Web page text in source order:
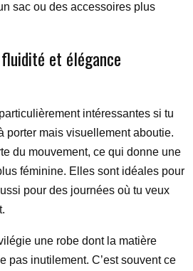
sac ou des accessoires plus
et élégance
intéressantes si tu
porter mais visuellement aboutie.
du mouvement, ce qui donne une
féminine. Elles sont idéales pour
pour des journées où tu veux
une robe dont la matière
pas inutilement. C’est souvent ce